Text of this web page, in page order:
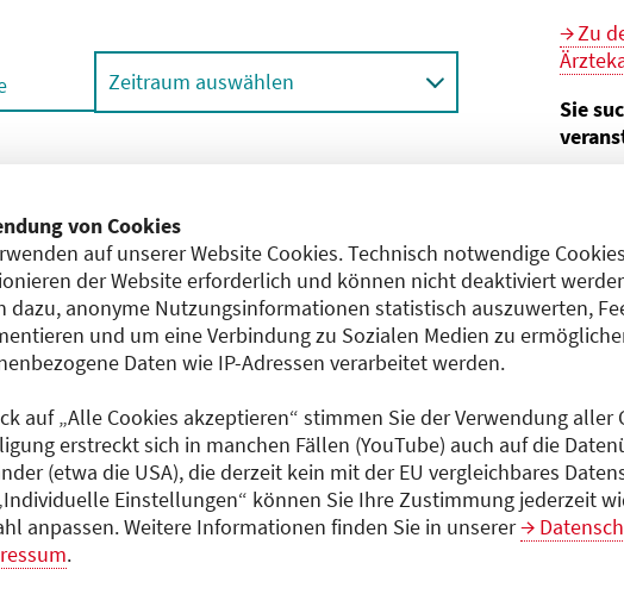
von Cookies
auf unserer Website Cookies. Technisch notwendige
der Website erforderlich und können nicht deaktiviert
dazu, anonyme Nutzungsinformationen statistisch auszuwerten,
und um eine Verbindung zu Sozialen Medien zu
Daten wie IP-Adressen verarbeitet werden.
auf „Alle Cookies akzeptieren“ stimmen Sie der Verwendung aller
erstreckt sich in manchen Fällen (YouTube) auch auf die
(etwa die USA), die derzeit kein mit der EU vergleichbares
Einstellungen“ können Sie Ihre Zustimmung jederzeit
anpassen. Weitere Informationen finden Sie in unserer
.
Zeitraum auswählen
Fachgebiet
Ergebnisse drucken
Zu
Sie
Sie
Im